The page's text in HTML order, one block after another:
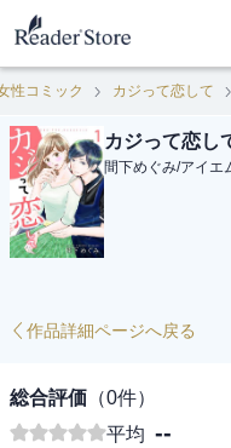
性コミック カジって恋して
カジって恋し
間下めぐみ/アイエ
作品詳細ページへ戻る
総合評価 （0件）
平均 --